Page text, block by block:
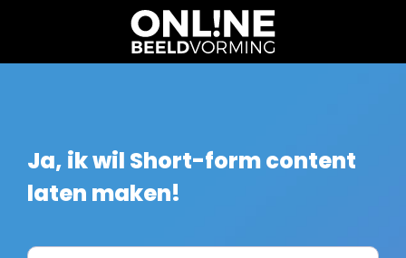
Ja, ik wil Short-form content
laten maken!